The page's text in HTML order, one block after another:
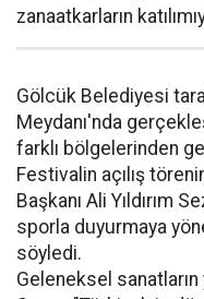
zanaatkarların
Gölcük Belediyesi
Meydanı'nda
farklı bölgelerinden
Festivalin açılış
Başkanı Ali Yıldırım
sporla duyurmaya
söyledi.
Geleneksel sanatların